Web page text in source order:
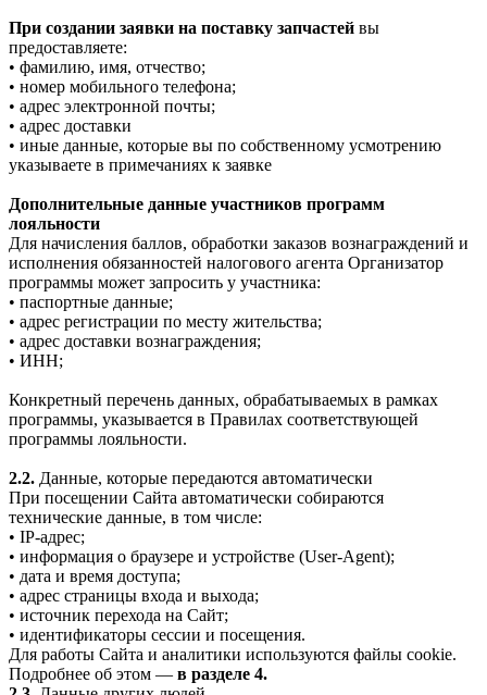
При создании заявки на поставку запчастей вы
предоставляете:
• фамилию, имя, отчество;
• номер мобильного телефона;
• адрес электронной почты;
• адрес доставки
• иные данные, которые вы по собственному усмотрению
указываете в примечаниях к заявке
Дополнительные данные участников программ
лояльности
Для начисления баллов, обработки заказов вознаграждений и
исполнения обязанностей налогового агента Организатор
программы может запросить у участника:
• паспортные данные;
• адрес регистрации по месту жительства;
• адрес доставки вознаграждения;
• ИНН;
Конкретный перечень данных, обрабатываемых в рамках
программы, указывается в Правилах соответствующей
программы лояльности.
2.2. Данные, которые передаются автоматически
При посещении Сайта автоматически собираются
технические данные, в том числе:
• IP-адрес;
• информация о браузере и устройстве (User-Agent);
• дата и время доступа;
• адрес страницы входа и выхода;
• источник перехода на Сайт;
• идентификаторы сессии и посещения.
Для работы Сайта и аналитики используются файлы cookie.
Подробнее об этом — в разделе 4.